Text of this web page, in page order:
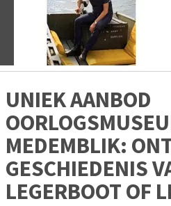
UNIEK AANBOD
MEDEMBLIK:
GESCHIEDENIS
LEGERBOOT OF